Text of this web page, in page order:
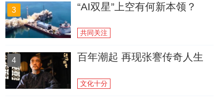
3 “AI双星”上空有何新本领？
共同关注
4 百年潮起 再现张謇传奇人生
文化十分